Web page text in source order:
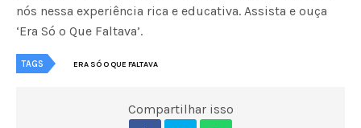
nós nessa experiência rica e educativa. Assista e ouça
‘Era Só o Que Faltava’.
TAGS ERA SÓ O QUE FALTAVA
Compartilhar isso